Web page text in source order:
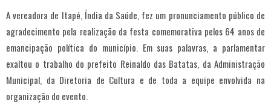
A vereadora de Itapé, Índia da Saúde, fez um pronunciamento público de
agradecimento pela realização da festa comemorativa pelos 64 anos de
emancipação política do município. Em suas palavras, a parlamentar
exaltou o trabalho do prefeito Reinaldo das Batatas, da Administração
Municipal, da Diretoria de Cultura e de toda a equipe envolvida na
organização do evento.